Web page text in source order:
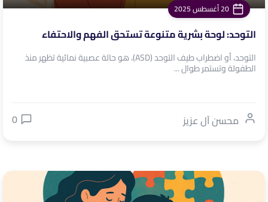
20 أغسطس 2025
التوحد: لوحة بشرية متنوعة تستحق الفهم والاحتفاء
التوحد، أو اضطراب طيف التوحد (ASD)، هو حالة عصبية نمائية تظهر منذ
الطفولة وتستمر طوال ...
محسن آل عزيز 0